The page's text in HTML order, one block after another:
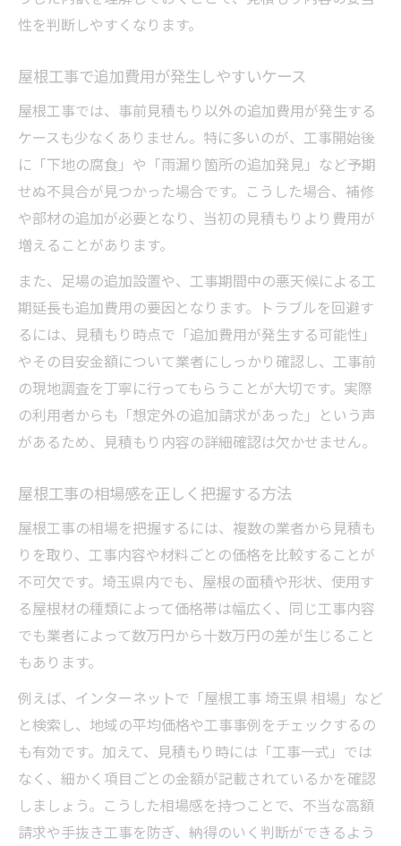
性を判断しやすくなります。
屋根工事で追加費用が発生しやすいケース
屋根工事では、事前見積もり以外の追加費用が発生する
ケースも少なくありません。特に多いのが、工事開始後
に「下地の腐食」や「雨漏り箇所の追加発見」など予期
せぬ不具合が見つかった場合です。こうした場合、補修
や部材の追加が必要となり、当初の見積もりより費用が
増えることがあります。
また、足場の追加設置や、工事期間中の悪天候による工
期延長も追加費用の要因となります。トラブルを回避す
るには、見積もり時点で「追加費用が発生する可能性」
やその目安金額について業者にしっかり確認し、工事前
の現地調査を丁寧に行ってもらうことが大切です。実際
の利用者からも「想定外の追加請求があった」という声
があるため、見積もり内容の詳細確認は欠かせません。
屋根工事の相場感を正しく把握する方法
屋根工事の相場を把握するには、複数の業者から見積も
りを取り、工事内容や材料ごとの価格を比較することが
不可欠です。埼玉県内でも、屋根の面積や形状、使用す
る屋根材の種類によって価格帯は幅広く、同じ工事内容
でも業者によって数万円から十数万円の差が生じること
もあります。
例えば、インターネットで「屋根工事 埼玉県 相場」など
と検索し、地域の平均価格や工事事例をチェックするの
も有効です。加えて、見積もり時には「工事一式」では
なく、細かく項目ごとの金額が記載されているかを確認
しましょう。こうした相場感を持つことで、不当な高額
請求や手抜き工事を防ぎ、納得のいく判断ができるよう